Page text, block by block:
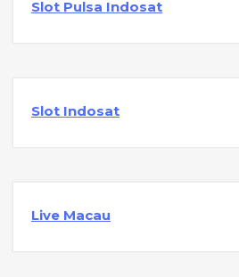
Slot Pulsa Indosat
Slot Indosat
Live Macau